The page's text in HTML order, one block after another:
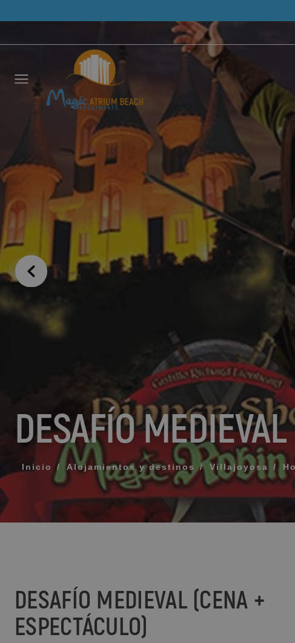
Déjanos
NOMBRE
HORARIO PREFERIDO
Acepto los
ENVIAR
DESAFÍO
Inicio Alojamientos y destinos Villajoyosa
DESAFÍO MEDIEVAL (CENA +
ESPECTÁCULO)